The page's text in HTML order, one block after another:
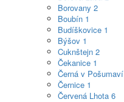
Borovany 2
Boubín 1
Budíškovice 1
Býšov 1
Cuknštejn 2
Čekanice 1
Černá v Pošumaví
Černice 1
Červená Lhota 6